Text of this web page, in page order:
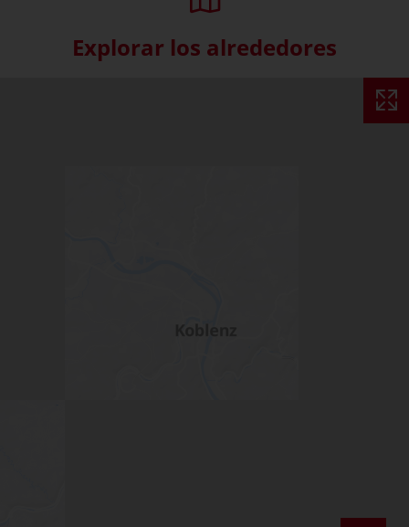
Explorar los alrededores
Skip interactive map (Not